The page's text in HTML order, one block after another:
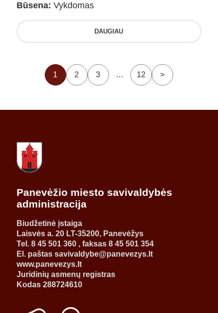
Būsena: Vykdomas
DAUGIAU
1 2 3 … 12 >
Panevėžio miesto savivaldybės
administracija
Biudžetinė įstaiga
Laisvės a. 20 LT-35200, Panevėžys
Tel. 8 45 501 360 , faksas 8 45 501 354
El. paštas savivaldybe@panevezys.lt
www.panevezys.lt
Juridinių asmenų registras
Kodas 288724610